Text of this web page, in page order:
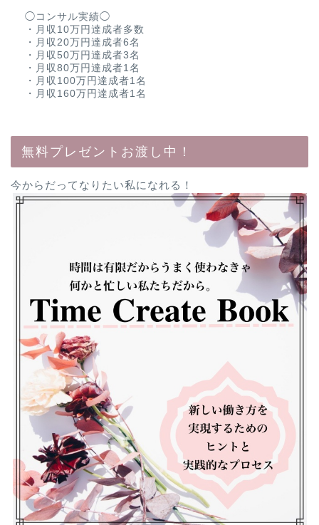
◯コンサル実績◯
・月収10万円達成者多数
・月収20万円達成者6名
・月収50万円達成者3名
・月収80万円達成者1名
・月収100万円達成者1名
・月収160万円達成者1名
無料プレゼントお渡し中！
今からだってなりたい私になれる！